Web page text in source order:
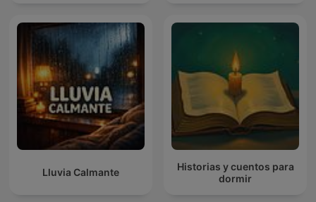
Lluvia Calmante
Historias y cuentos para
dormir